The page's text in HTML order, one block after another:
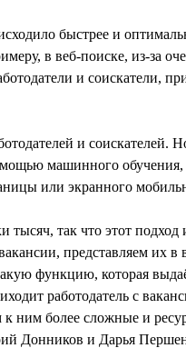
быстрее и
в веб-поиске, из-за
и соискатели,
и соискателей.
машинного обучения,
или экранного
так что этот подход
представляем их в
функцию, которая
работодатель с
к ним более сложные и
Донников и Дарья